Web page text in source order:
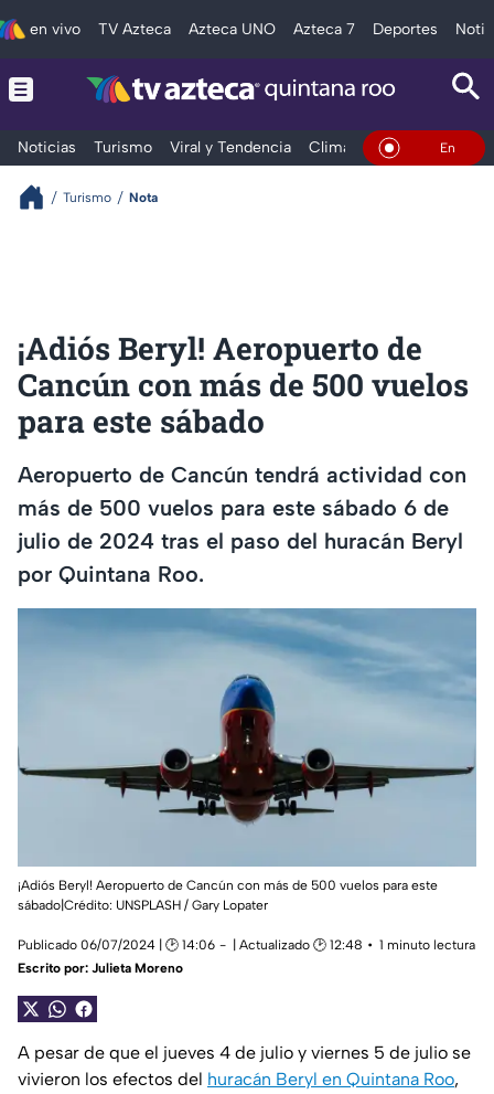
en vivo TV Azteca Azteca UNO Azteca 7 Deportes
Noticias Turismo Viral y Tendencia Clima Tráfico En Vivo
Turismo Nota
¡Adiós Beryl! Aeropuerto de
Cancún con más de 500 vuelos
para este sábado
Aeropuerto de Cancún tendrá actividad con
más de 500 vuelos para este sábado 6 de
julio de 2024 tras el paso del huracán Beryl
por Quintana Roo.
¡Adiós Beryl! Aeropuerto de Cancún con más de 500 vuelos para este
sábado|Crédito: UNSPLASH / Gary Lopater
Publicado 06/07/2024 | 🕑 14:06 | Actualizado 🕑 12:48
1 minuto lectura
Escrito por: Julieta Moreno
A pesar de que el jueves 4 de julio y viernes 5 de julio se
vivieron los efectos del huracán Beryl en Quintana Roo,